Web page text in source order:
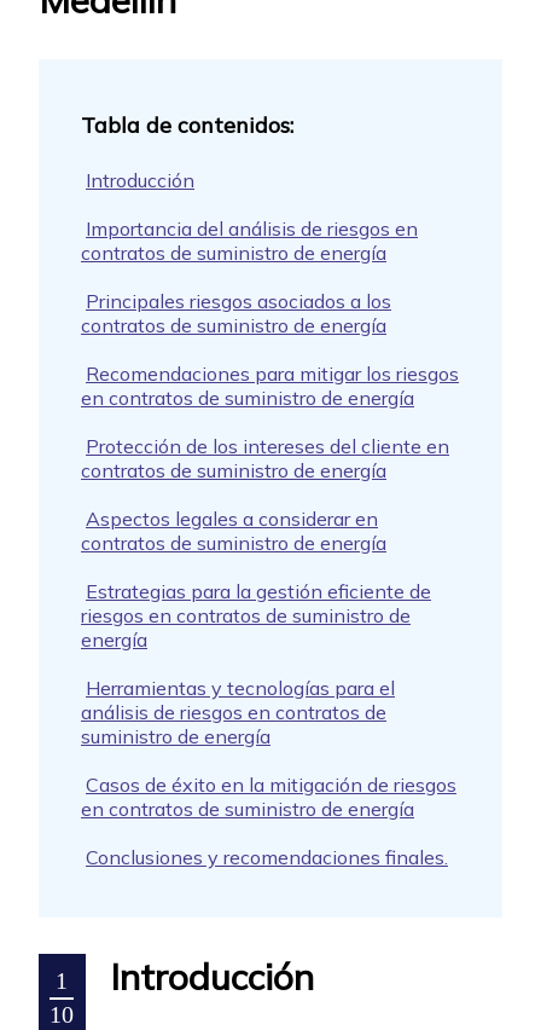
Introducción
Importancia del análisis de riesgos en
contratos de suministro de energía
Principales riesgos asociados a los
contratos de suministro de energía
Recomendaciones para mitigar los riesgos
en contratos de suministro de energía
Protección de los intereses del cliente en
contratos de suministro de energía
Aspectos legales a considerar en
contratos de suministro de energía
Estrategias para la gestión eficiente de
riesgos en contratos de suministro de
energía
Herramientas y tecnologías para el
análisis de riesgos en contratos de
suministro de energía
Casos de éxito en la mitigación de riesgos
en contratos de suministro de energía
Conclusiones y recomendaciones finales.
1
10
Introducción